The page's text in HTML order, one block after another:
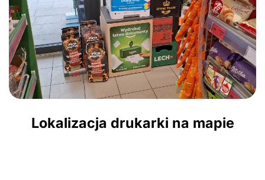
Lokalizacja drukarki na mapie